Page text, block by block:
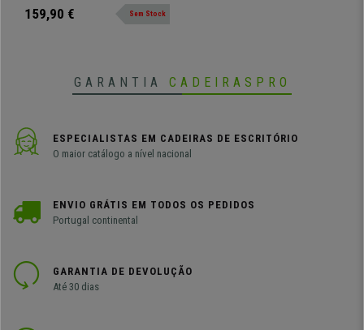
espaço de arrumação.
159,90 € Sem Stock
GARANTIA CADEIRASPRO
ESPECIALISTAS EM CADEIRAS DE ESCRITÓRIO
O maior catálogo a nível nacional
ENVIO GRÁTIS EM TODOS OS PEDIDOS
Portugal continental
GARANTIA DE DEVOLUÇÃO
Até 30 dias